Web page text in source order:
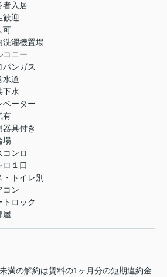
者入居
歓迎
可
洗濯機置場
コニー
パンガス
水道
下水
ベーター
有
器具付き
場
コンロ
ロ１口
・トイレ別
コン
トロック
屋
満の解約は賃料の1ヶ月分の短期違約金